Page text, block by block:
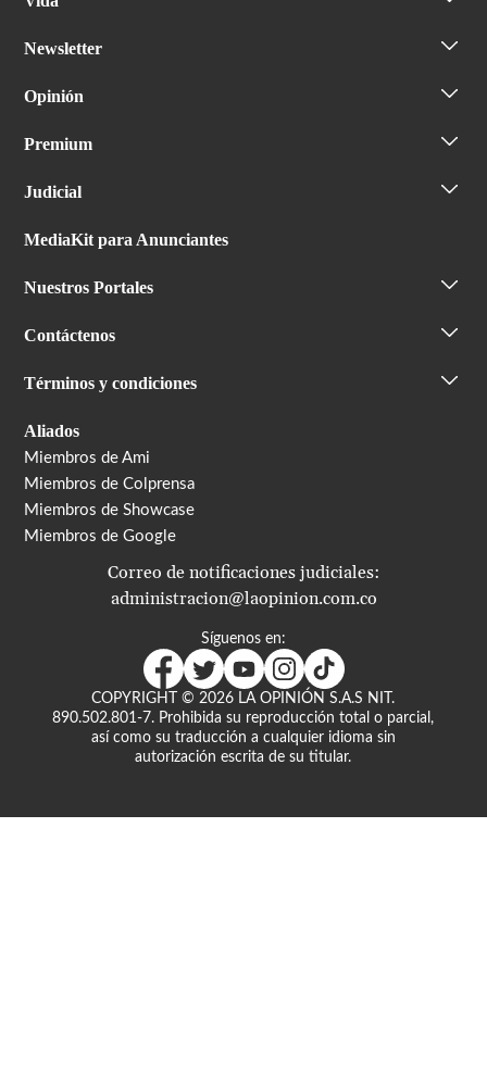
Newsletter
Opinión
Premium
Judicial
MediaKit para Anunciantes
Nuestros Portales
Contáctenos
Términos y condiciones
Aliados
Miembros de Ami
Miembros de Colprensa
Miembros de Showcase
Miembros de Google
Correo de notificaciones judiciales:
administracion@laopinion.com.co
Síguenos en:
COPYRIGHT ©2026 LA OPINIÓN S.A.S NIT.
890.502.801-7. Prohibida su reproducción total o parcial,
así como su traducción a cualquier idioma sin
autorización escrita de su titular.